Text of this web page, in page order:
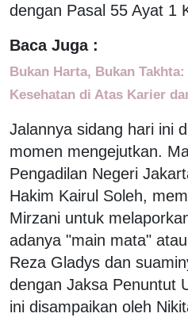
dengan Pasal 55 Ayat 1
Baca Juga :
Bukan Harta, Bukan
Kesehatan di Atas Karier
Jalannya sidang hari ini
momen mengejutkan.
Pengadilan Negeri
Hakim Kairul Soleh,
Mirzani untuk
adanya "main mata"
Reza Gladys dan
dengan Jaksa Penuntut
ini disampaikan oleh